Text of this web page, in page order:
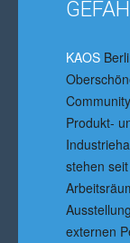
KAOS
Produkt-
stehen
externen